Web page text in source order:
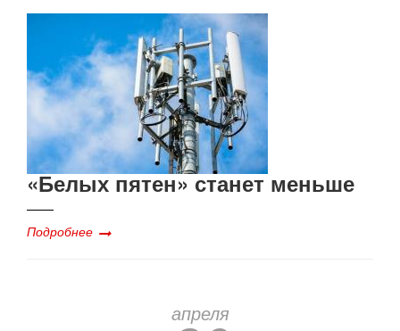
«Белых пятен» станет меньше
Подробнее
апреля